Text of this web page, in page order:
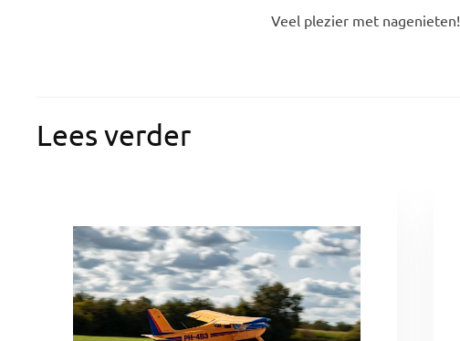
Veel plezier met nagenieten!
Lees verder